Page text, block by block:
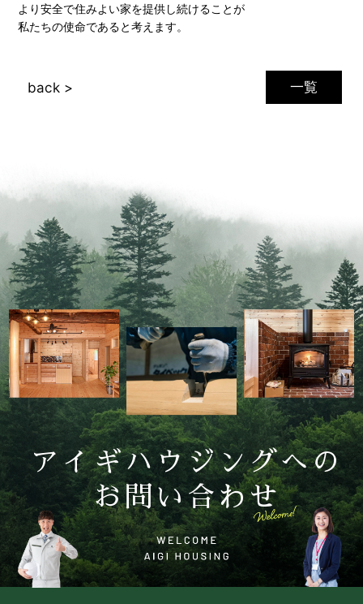
より安全で住みよい家を提供し続けることが
私たちの使命であると考えます。
一覧
back >
アイギハウジングへの
お問い合わせ